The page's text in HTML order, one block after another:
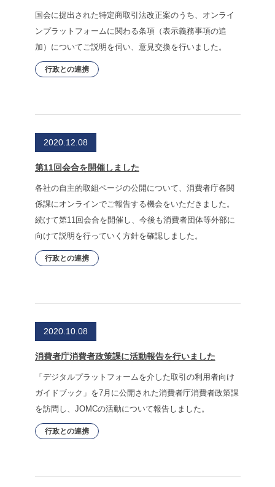
国会に提出された特定商取引法改正案のうち、オンライ
ンプラットフォームに関わる条項（表示義務事項の追
加）についてご説明を伺い、意見交換を行いました。
行政との連携
2020.12.08
第11回会合を開催しました
各社の自主的取組ページの公開について、消費者庁各関
係課にオンラインでご報告する機会をいただきました。
続けて第11回会合を開催し、今後も消費者団体等外部に
向けて説明を行っていく方針を確認しました。
行政との連携
2020.10.08
消費者庁消費者政策課に活動報告を行いました
「デジタルプラットフォームを介した取引の利用者向け
ガイドブック」を7月に公開された消費者庁消費者政策課
を訪問し、JOMCの活動について報告しました。
行政との連携